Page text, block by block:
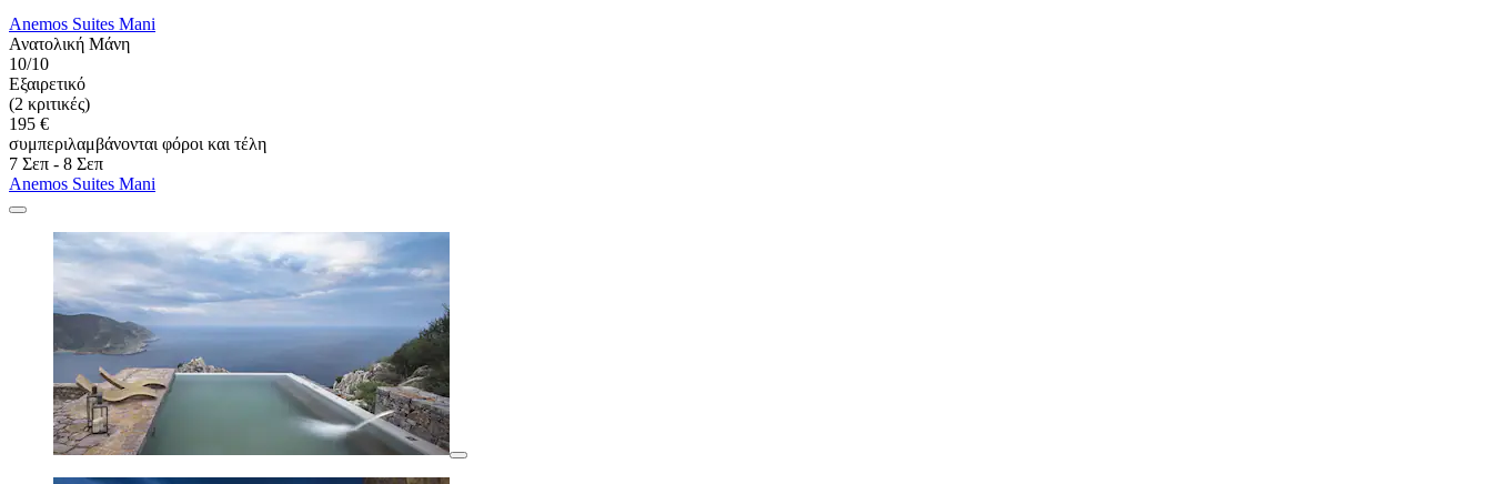
Anemos Suites Mani
Ανατολική Μάνη
10/10
Εξαιρετικό
(2 κριτικές)
195 €
συμπεριλαμβάνονται φόροι και τέλη
7 Σεπ - 8 Σεπ
Anemos Suites Mani